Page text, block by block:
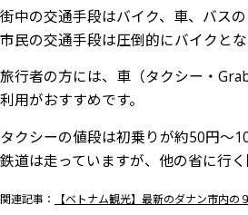
街中の交通手段はバイク、車、バスの
市民の交通手段は圧倒的にバイクと
旅行者の方には、車（タクシー・
利用がおすすめです。
タクシーの値段は初乗りが約50円～
鉄道は走っていますが、他の省に行
関連記事： 【ベトナム観光】最新のダナン市内